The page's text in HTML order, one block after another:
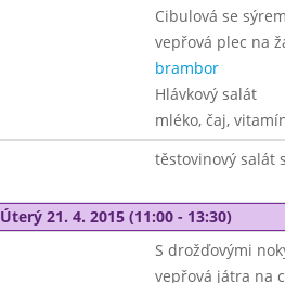
Cibulová se
vepřová plec na
brambor
Hlávkový salát
mléko, čaj,
těstovinový salát
Úterý 21. 4. 2015 (11:00 - 13:30)
S drožďovými
vepřová játra na